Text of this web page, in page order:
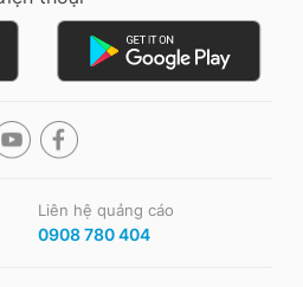
Liên hệ quảng cáo
0908 780 404